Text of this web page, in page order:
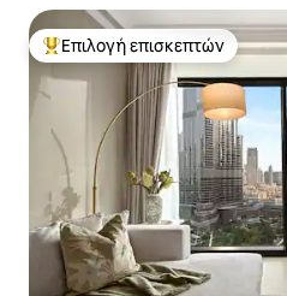
Κορυφαία επιλογή επισκεπτών
Επιλογή επισκεπτών